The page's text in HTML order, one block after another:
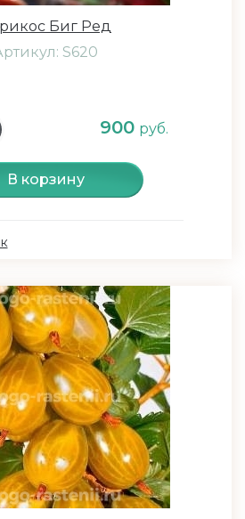
Биг Ред
S620
900 руб.
В корзину